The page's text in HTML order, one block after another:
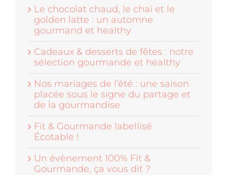
Le chocolat chaud, le chaï et le
golden latte : un automne
gourmand et healthy
Cadeaux & desserts de fêtes : notre
sélection gourmande et healthy
Nos mariages de l’été : une saison
placée sous le signe du partage et
de la gourmandise
Fit & Gourmande labellisé
Écotable !
Un évènement 100% Fit &
Gourmande, ça vous dit ?